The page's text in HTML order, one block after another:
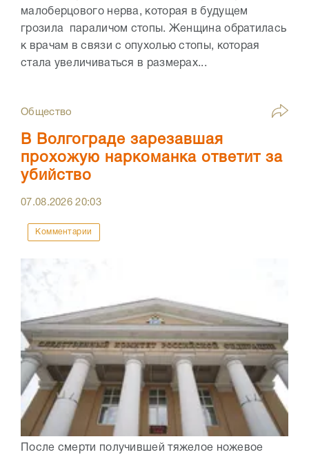
малоберцового нерва, которая в будущем
грозила параличом стопы. Женщина обратилась
к врачам в связи с опухолью стопы, которая
стала увеличиваться в размерах...
Общество
В Волгограде зарезавшая
прохожую наркоманка ответит за
убийство
07.08.202620:03
Комментарии
После смерти получившей тяжелое ножевое